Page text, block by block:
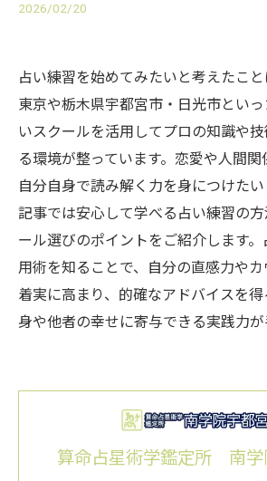
2026/02/20
占い練習を始めてみたいと考えたこ
東京や栃木県宇都宮市・日光市とい
いスクールを活用してプロの知識や
る環境が整っています。恋愛や人間
自分自身で読み解く力を身につけた
記事では安心して学べる占い練習の
ール選びのポイントをご紹介します
用術を知ることで、自分の直感力や
着実に高まり、的確なアドバイスを
身や他者の幸せに寄与できる実践力が
算命占星術学鑑定所 南学